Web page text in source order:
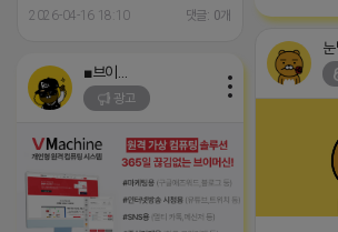
2026-04-16 18:10 댓글: 0개
광고